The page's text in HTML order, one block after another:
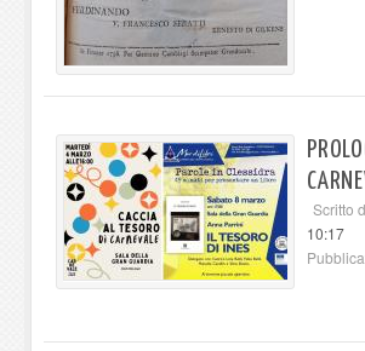
Scritto
10:17